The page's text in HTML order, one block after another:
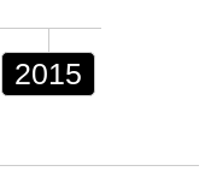
2015